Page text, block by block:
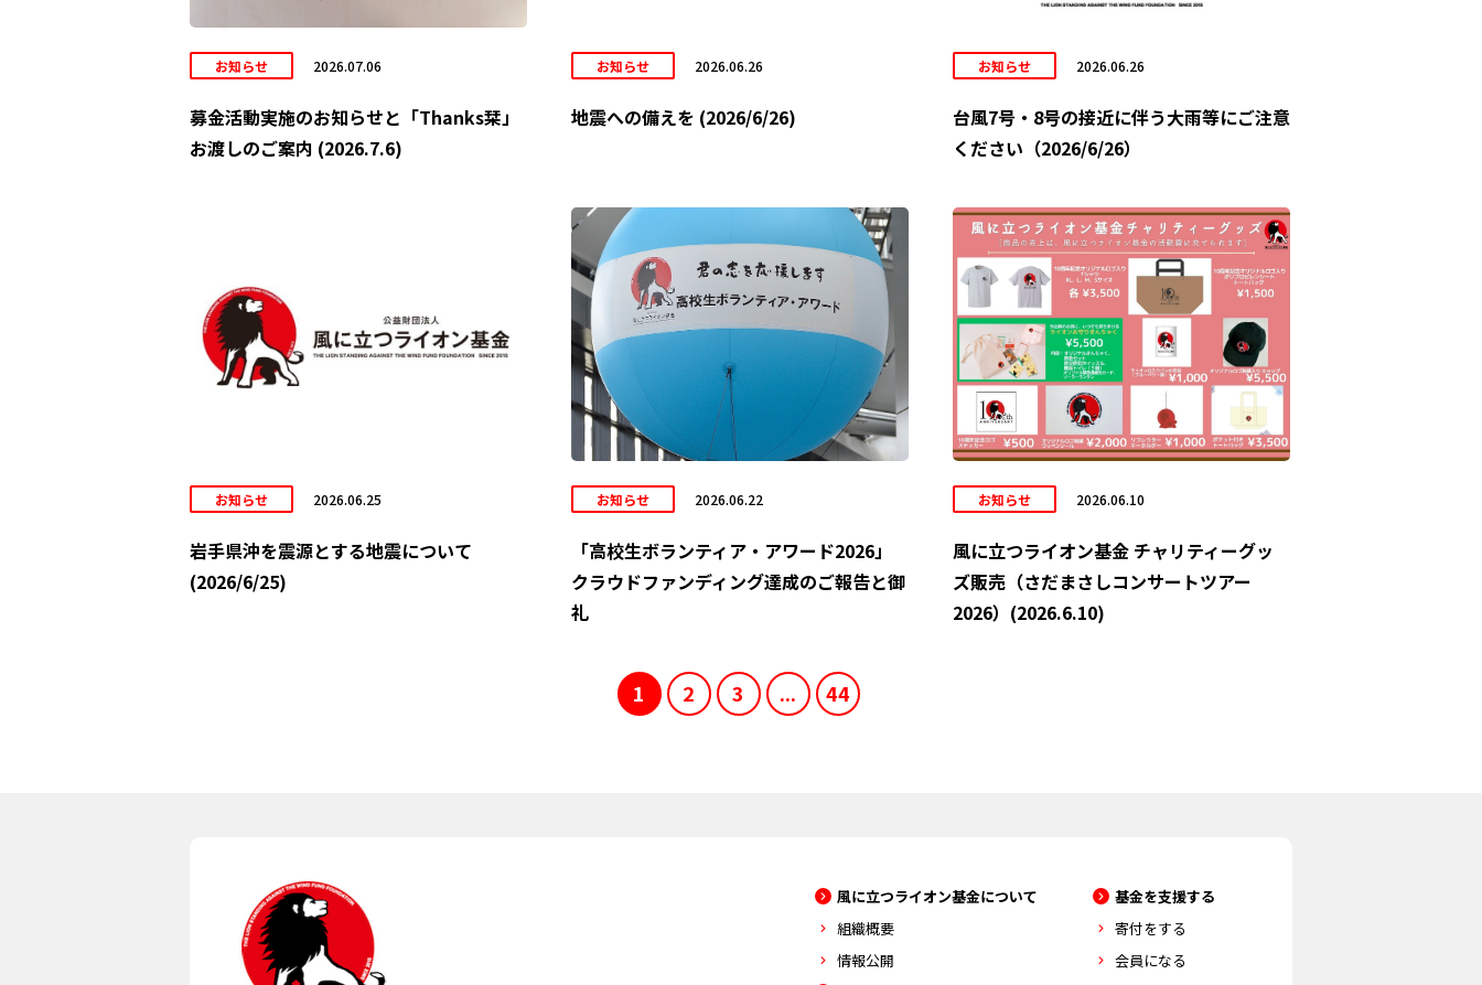
お知らせ 2026.07.06
募金活動実施のお知らせと「Thanks栞」
お渡しのご案内 (2026.7.6)
お知らせ 2026.06.26
地震への備えを (2026/6/26)
お知らせ 2026.06.26
台風7号・8号の接近に伴う大雨等にご注意
ください（2026/6/26）
お知らせ 2026.06.25
岩手県沖を震源とする地震について
(2026/6/25)
お知らせ 2026.06.22
「高校生ボランティア・アワード2026」
クラウドファンディング達成のご報告と御
礼
お知らせ 2026.06.10
風に立つライオン基金 チャリティーグッ
ズ販売（さだまさしコンサートツアー
2026）(2026.6.10)
1 2 3 ... 44
風に立つライオン基金について
組織概要
情報公開
基金を支援する
寄付をする
会員になる